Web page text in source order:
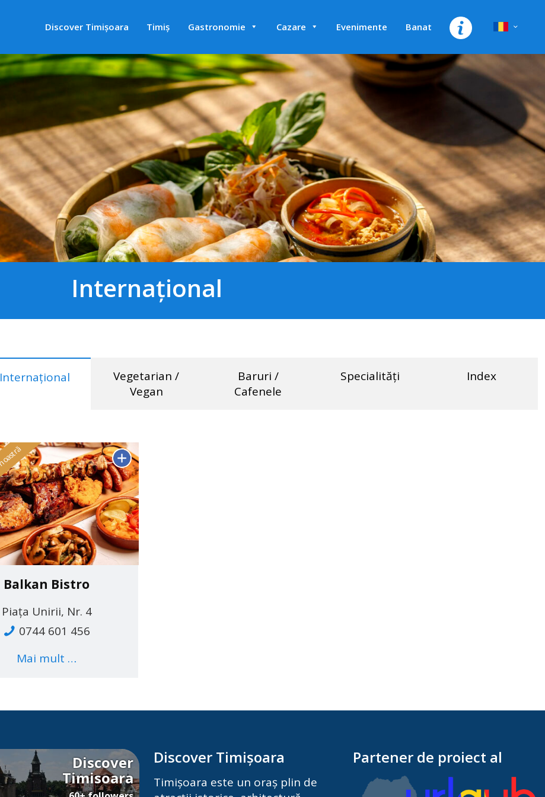
Discover Timișoara Timiș Gastronomie Cazare Evenimente Banat
Internațional
Internațional
Vegetarian /
Vegan
Baruri /
Cafenele
Specialități Index
Balkan Bistro
Piața Unirii, Nr. 4
0744 601 456
Mai mult …
Discover
Timisoara
Discover Timișoara
Timișoara este un oraș plin de
Partener de proiect al